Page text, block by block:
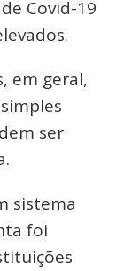
Covid-19
em geral,
ser
sistema
foi